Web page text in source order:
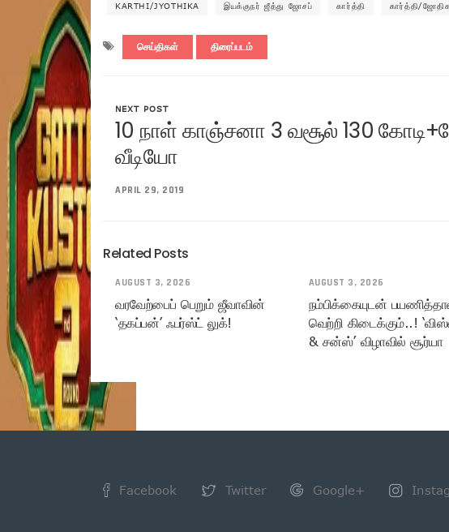
KARTHI/JYOTHIKA இயக்குநர் ஜீத்து ஜோசப் கார்த்தி கார்த்தி/
செய்திகள் திரைப்படம்
NEXT POST
10 நாள் காஞ்சனா 3 வசூல் 130
வீடியோ
APRIL 29, 2019
Related Posts
AUGUST 3, 2026
வரவேற்பைப் பெறும் ஜீவாவின்
‘தகப்பன்’ ஃபர்ஸ்ட் லுக்!
AUGUST 3, 2026
நம்பிக்கையுடன்
வெற்றி கிடைக்கும்..!
& சன்ஸ்’ விழாவில் சூர்யா
Facebook Twitter Google+